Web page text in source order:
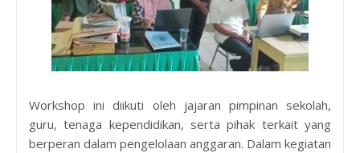
Workshop ini diikuti oleh jajaran pimpinan sekolah,
guru, tenaga kependidikan, serta pihak terkait yang
berperan dalam pengelolaan anggaran. Dalam kegiatan